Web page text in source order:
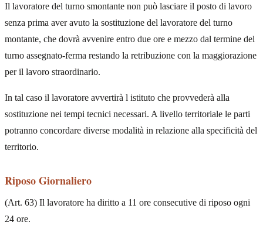
Il lavoratore del turno smontante non può lasciare il posto di lavoro
senza prima aver avuto la sostituzione del lavoratore del turno
montante, che dovrà avvenire entro due ore e mezzo dal termine del
turno assegnato-ferma restando la retribuzione con la maggiorazione
per il lavoro straordinario.
In tal caso il lavoratore avvertirà l istituto che provvederà alla
sostituzione nei tempi tecnici necessari. A livello territoriale le parti
potranno concordare diverse modalità in relazione alla specificità del
territorio.
Riposo Giornaliero
(Art. 63) Il lavoratore ha diritto a 11 ore consecutive di riposo ogni
24 ore.